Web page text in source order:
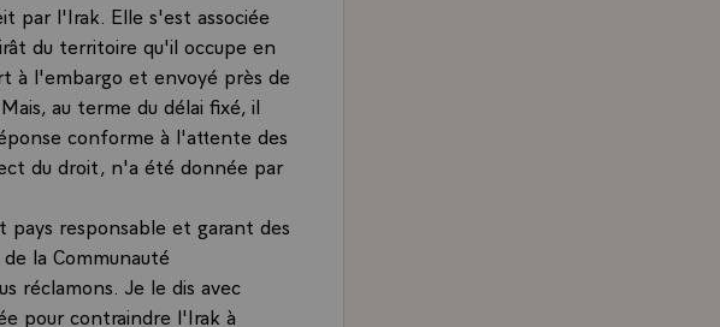
par l'Irak. Elle s'est associée
du territoire qu'il occupe en
à l'embargo et envoyé près de
au terme du délai fixé, il
conforme à l'attente des
du droit, n'a été donnée par
responsable et garant des
la Communauté
réclamons. Je le dis avec
pour contraindre l'Irak à